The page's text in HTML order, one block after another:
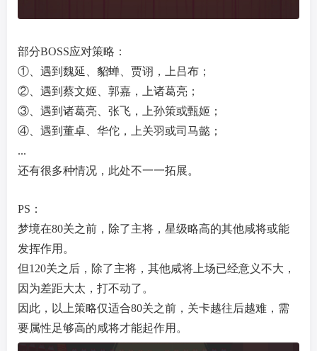
部分BOSS应对策略：
①、遇到魏延、貂蝉、贾诩，上吕布；
②、遇到蔡文姬、郭嘉，上诸葛亮；
③、遇到诸葛亮、张飞，上孙策或甄姬；
④、遇到董卓、华佗，上关羽或司马懿；
...
还有很多种情况，此处不一一拓展。
PS：
梦境在80关之前，除了主将，星级略高的其他咸将或能
发挥作用。
但120关之后，除了主将，其他咸将上场已经意义不大，
因为差距大太，打不动了。
因此，以上策略仅适合80关之前，关卡越往后越难，需
要属性足够高的咸将才能起作用。